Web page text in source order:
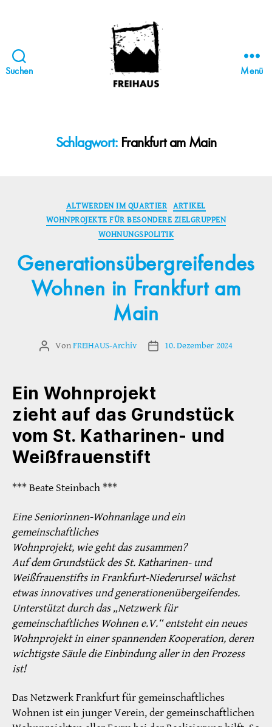
Suchen
STATTBAU
HAMBURG
Menü
Schlagwort: Frankfurt am Main
Kategorien
ALTWERDEN IM QUARTIER ARTIKEL
WOHNPROJEKTE FÜR BESONDERE ZIELGRUPPEN
WOHNUNGSPOLITIK
Generationsübergreifendes
Wohnen in Frankfurt am
Main
Beitragsautor
VonFREIHAUS-Archiv Veröffentlichungsdatum
10. Dezember 2024
Ein Wohnprojekt
zieht auf das Grundstück
vom St. Katharinen- und
Weißfrauenstift
*** Beate Steinbach ***
Eine Seniorinnen-Wohnanlage und ein
gemeinschaftliches
Wohnprojekt, wie geht das zusammen?
Auf dem Grundstück des St. Katharinen- und
Weißfrauenstifts in Frankfurt-Niederurselwächst
etwas innovatives und generationenübergeifendes.
Unterstützt durch das „Netzwerk für
gemeinschaftliches Wohnen e.V.“ entsteht ein neues
Wohnprojekt in einer spannenden Kooperation, deren
wichtigste Säule die Einbindung aller in den Prozess
ist!
Das Netzwerk Frankfurt für gemeinschaftliches
Wohnen ist ein junger Verein, der gemeinschaftlichen